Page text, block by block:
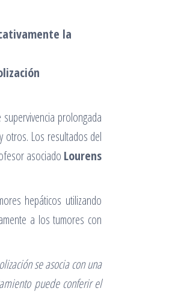
la
prolongada
y otros. Los resultados del
asociado Lourens
hepáticos utilizando
a los tumores con
se asocia con una
puede conferir el